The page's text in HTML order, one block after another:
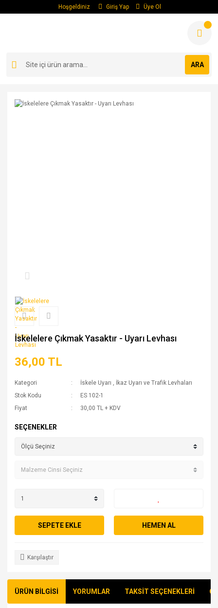
Hoşgeldiniz Giriş Yap Üye Ol
ARA
İskelelere Çıkmak Yasaktır - Uyarı Levhası
36,00 TL
Kategori İskele Uyarı , İkaz Uyarı ve Trafik Levhaları
Stok Kodu
ES 102-1
Fiyat
30,00 TL + KDV
SEÇENEKLER
SEPETE EKLE HEMEN AL
Karşılaştır
ÜRÜN BİLGİSİ YORUMLAR TAKSİT SEÇENEKLERİ